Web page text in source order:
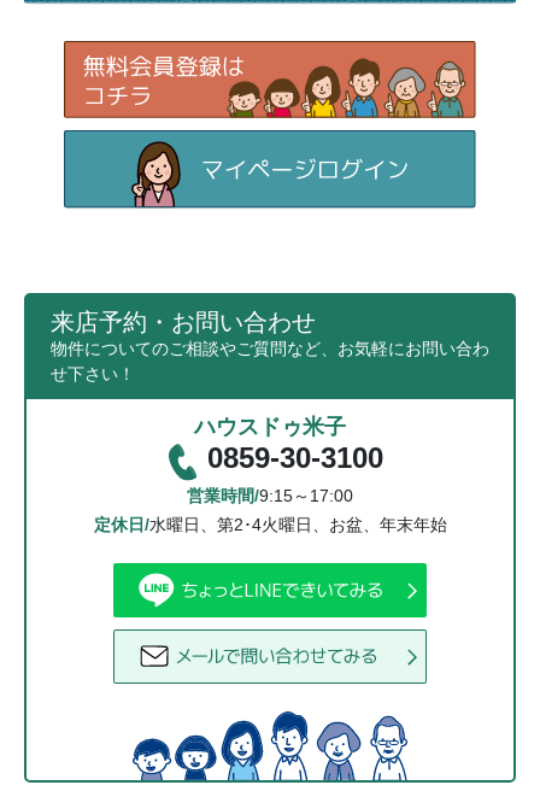
来店予約・お問い合わせ
物件についてのご相談やご質問など、お気軽にお問い合わ
せ下さい！
ハウスドゥ米子
0859-30-3100
営業時間/9:15～17:00
定休日/水曜日、第2･4火曜日、お盆、年末年始